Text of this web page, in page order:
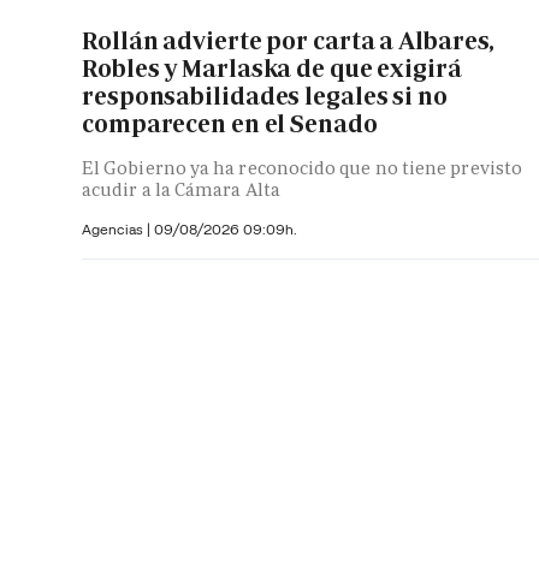
Rollán advierte por carta a Albares,
Robles y Marlaska de que exigirá
responsabilidades legales si no
comparecen en el Senado
El Gobierno ya ha reconocido que no tiene previsto
acudir a la Cámara Alta
Agencias | 09/08/2026 09:09h.